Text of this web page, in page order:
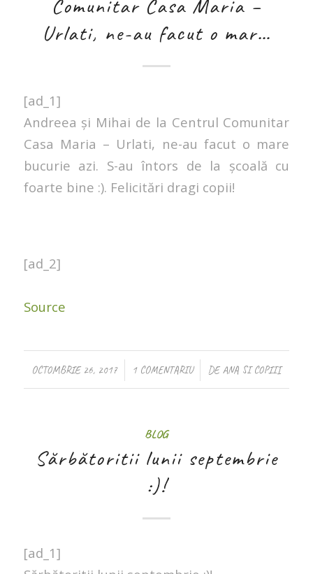
Comunitar Casa Maria –
Urlati, ne-au facut o mar…
[ad_1]
Andreea și Mihai de la Centrul Comunitar
Casa Maria – Urlati, ne-au facut o mare
bucurie azi. S-au întors de la școală cu
foarte bine :). Felicitări dragi copii!
[ad_2]
Source
OCTOMBRIE 26, 2017
/ 1 COMENTARIU
/ DE ANA SI COPIII
BLOG
Sărbătoritii lunii septembrie
:)!
[ad_1]